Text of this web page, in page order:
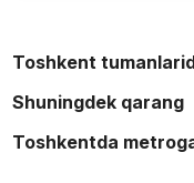
Toshkent
Shuningdek qarang
Toshkentda